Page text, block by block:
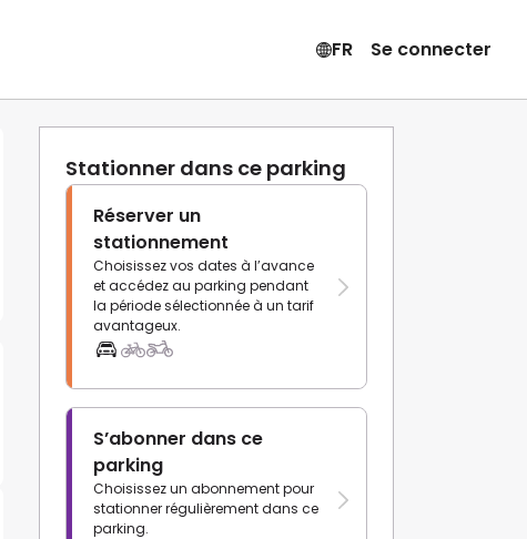
FR Se connecter
Stationner dans ce parking
Réserver un
stationnement
Choisissez vos dates à l’avance
et accédez au parking pendant
la période sélectionnée à un tarif
avantageux.
S’abonner dans ce
parking
Choisissez un abonnement pour
stationner régulièrement dans ce
parking.